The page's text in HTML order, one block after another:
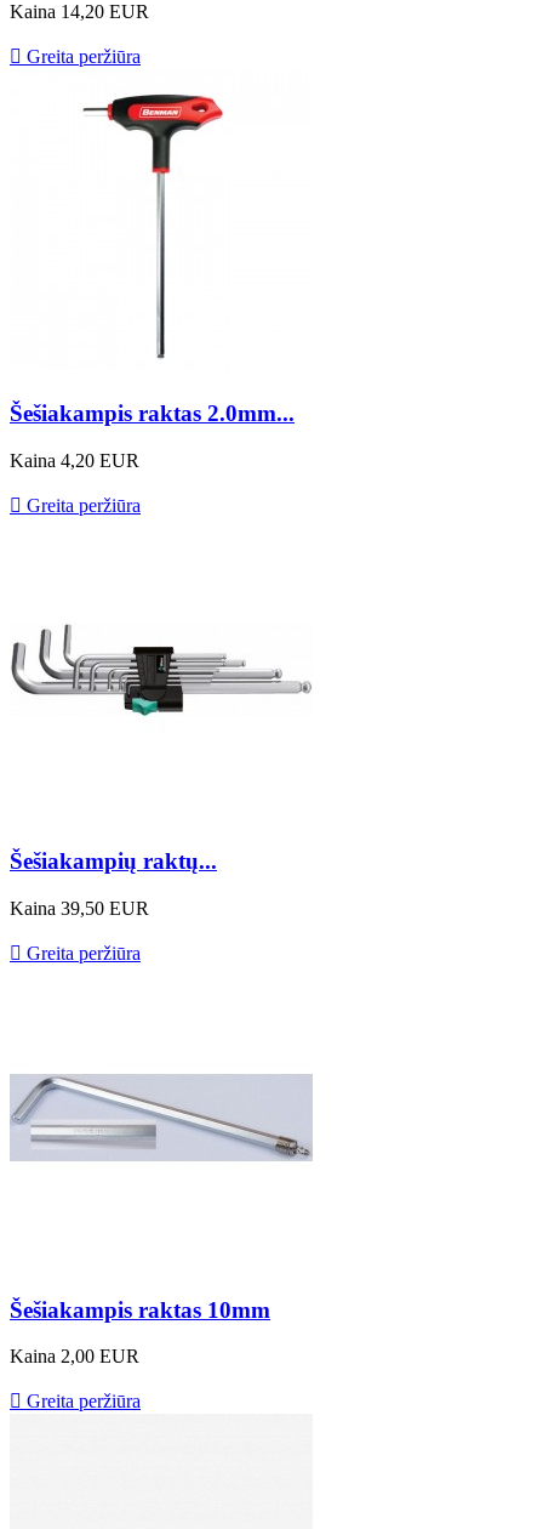
Kaina 14,20 EUR
 Greita peržiūra
Šešiakampis raktas 2.0mm...
Kaina 4,20 EUR
 Greita peržiūra
Šešiakampių raktų...
Kaina 39,50 EUR
 Greita peržiūra
Šešiakampis raktas 10mm
Kaina 2,00 EUR
 Greita peržiūra